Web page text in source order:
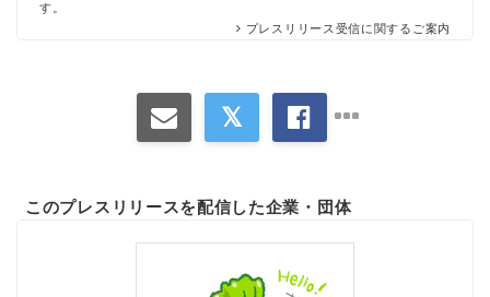
す。
プレスリリース受信に関するご案内
このプレスリリースを配信した企業・団体